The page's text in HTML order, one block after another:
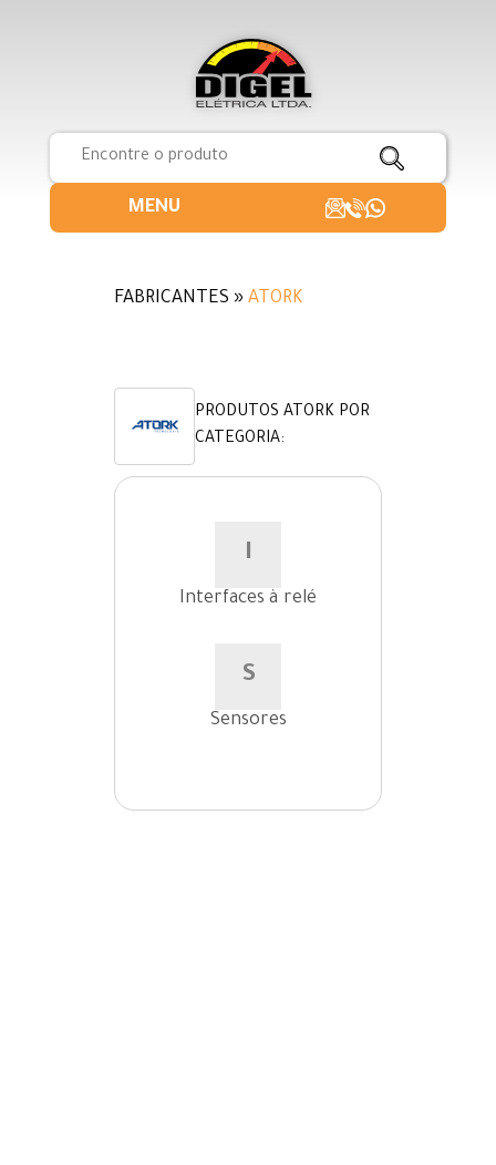
MENU
FABRICANTES » ATORK
PRODUTOS ATORK POR
CATEGORIA:
I
Interfaces à relé
S
Sensores